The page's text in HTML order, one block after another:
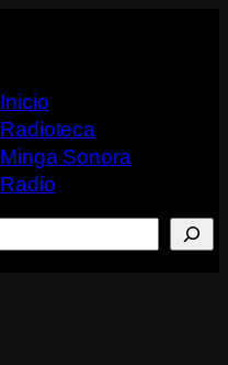
Inicio
Radioteca
Minga Sonora
Radio